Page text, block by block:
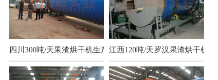
四川300吨/天果渣烘干机生产现场江西120吨/天罗汉果渣烘干机项